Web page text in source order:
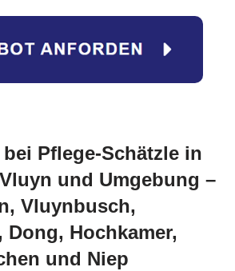
Pflege-Schätzle in
und Umgebung –
Vluynbusch,
Dong, Hochkamer,
und Niep